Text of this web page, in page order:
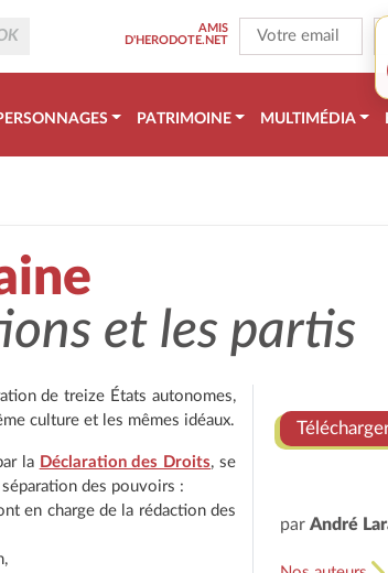
AMIS
D'HERODOTE.NET
PATRIMOINE MULTIMÉDIA
et les partis
de treize États autonomes,
culture et les mêmes idéaux.
la Déclaration des Droits, se
des pouvoirs :
en charge de la rédaction des
par André